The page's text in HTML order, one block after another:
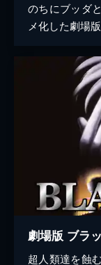
のちにブッダ
メ化した劇場
劇場版 ブラ
超人類達を蝕